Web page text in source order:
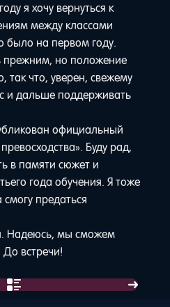
я хочу вернуться к
между классами
было на первом году.
прежним, но положение
так что, уверен, свежему
и дальше поддерживать
официальный
Буду рад,
в памяти сюжет и
года обучения. Я тоже
предаться
Надеюсь, мы сможем
До встречи!